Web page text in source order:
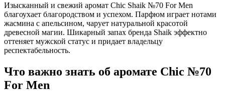
Изысканный и свежий аромат Chic Shaik №70 For Men
благоухает благородством и успехом. Парфюм играет нотами
жасмина с апельсином, чарует натуральной красотой
древесной магии. Шикарный запах бренда Shaik эффектно
оттеняет мужской статус и придает владельцу
респектабельность.
Что важно знать об аромате Chic №70
For Men